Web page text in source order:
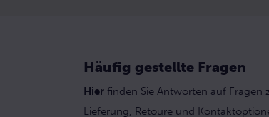
Häufig gestellte Fragen
Hier finden Sie Antworten auf Fragen
Lieferung, Retoure und